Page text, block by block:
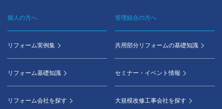
Footer
menu
個人の方へ
リフォーム実例集
リフォーム基礎知識
リフォーム会社を探す
管理組合の方へ
共用部分リフォームの基礎知識
セミナー・イベント情報
大規模改修工事会社を探す